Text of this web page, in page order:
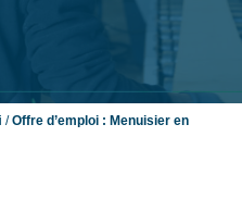
/Offre d’emploi : Menuisier en